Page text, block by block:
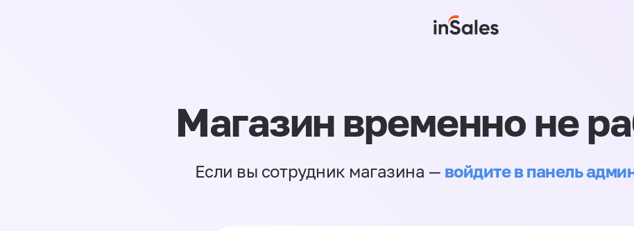
Магазин временно не
Если вы сотрудник магазина — войдите в панель